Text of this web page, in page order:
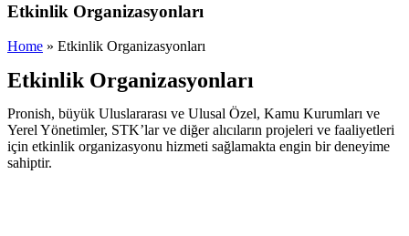
Etkinlik Organizasyonları
Home » Etkinlik Organizasyonları
Etkinlik Organizasyonları
Pronish, büyük Uluslararası ve Ulusal Özel, Kamu Kurumları ve
Yerel Yönetimler, STK’lar ve diğer alıcıların projeleri ve faaliyetleri
için etkinlik organizasyonu hizmeti sağlamakta engin bir deneyime
sahiptir.